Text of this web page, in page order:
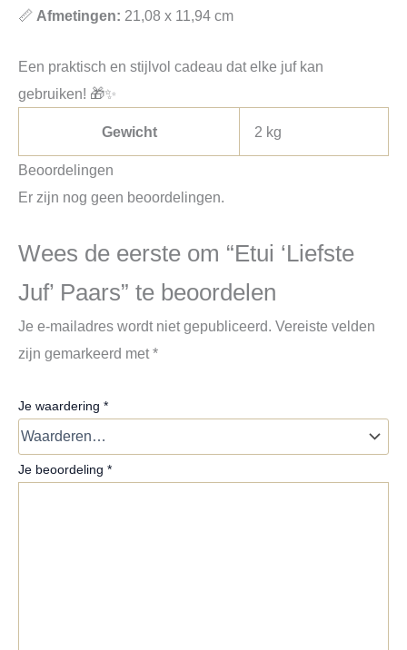
📏 Afmetingen: 21,08 x 11,94 cm
Een praktisch en stijlvol cadeau dat elke juf kan
gebruiken! 🎁✨
Gewicht 2 kg
Beoordelingen
Er zijn nog geen beoordelingen.
Wees de eerste om “Etui ‘Liefste
Juf’ Paars” te beoordelen
Je e-mailadres wordt niet gepubliceerd. Vereiste velden
zijn gemarkeerd met*
Je waardering *
Je beoordeling *